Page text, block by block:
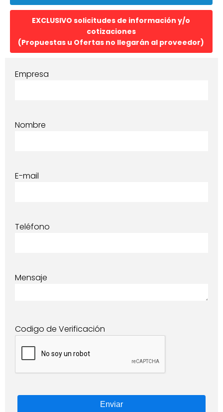
EXCLUSIVO solicitudes de información y/o
cotizaciones
(Propuestas u Ofertas no llegarán al proveedor)
Empresa
Nombre
E-mail
Teléfono
Mensaje
Codigo de Verificación
Enviar